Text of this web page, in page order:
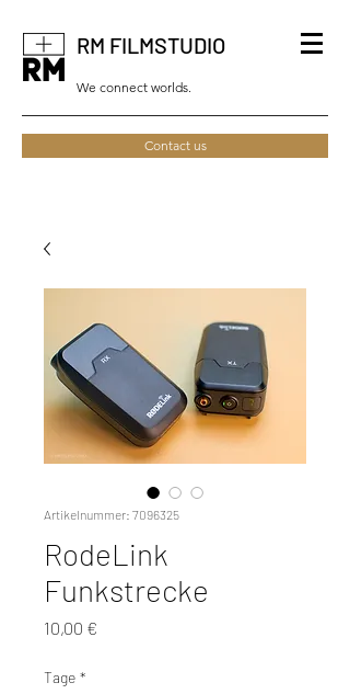
RM FILMSTUDIO
We connect worlds.
Contact us
Artikelnummer: 7096325
RodeLink
Funkstrecke
10,00 €
Tage *